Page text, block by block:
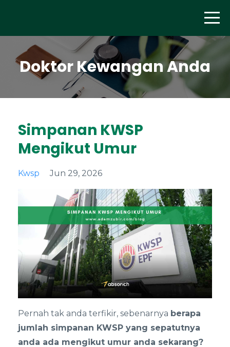
Doktor Kewangan Anda
Simpanan KWSP
Mengikut Umur
Kwsp Jun 29, 2026
Pernah tak anda terfikir, sebenarnya berapa
jumlah simpanan KWSP yang sepatutnya
anda ada mengikut umur anda sekarang?